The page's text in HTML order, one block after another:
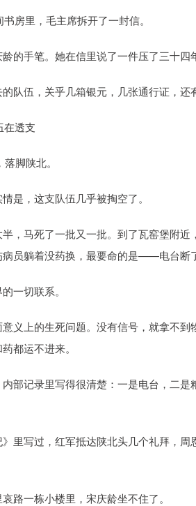
房里，毛主席拆开了一封信。
的手笔。她在信里说了一件压了三十四
队伍，关乎几箱银元，几张通行证，还
透支
脚陕北。
是，这支队伍几乎被掏空了。
，马死了一批又一批。到了瓦窑堡附
员躺着没药换，最要命的是——电台断
一切联系。
义上的生死问题。没有信号，就拿不
都运不进来。
内部记录里写得很清楚：一是电台，二
里写过，红军抵达陕北头几个礼拜，
路一栋小楼里，宋庆龄坐不住了。
200.89 1.42%